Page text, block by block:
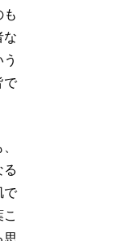
も
な
で
る
で
思